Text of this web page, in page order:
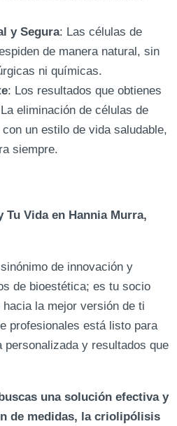
y Segura: Las células de
de manera natural, sin
ni químicas.
: Los resultados que obtienes
eliminación de células de
un estilo de vida saludable,
siempre.
Tu Vida en Hannia Murra,
de innovación y
de bioestética; es tu socio
la mejor versión de ti
profesionales está listo para
personalizada y resultados que
una solución efectiva y
de medidas, la criolipólisis